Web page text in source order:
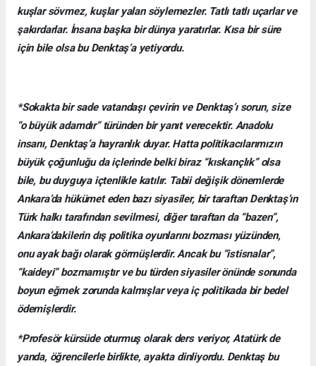
kuşlar sövmez, kuşlar yalan söylemezler. Tatlı tatlı uçarlar ve
şakırdarlar. İnsana başka bir dünya yaratırlar. Kısa bir süre
için bile olsa bu Denktaş’a yetiyordu.
*Sokakta bir sade vatandaşı çevirin ve Denktaş’ı sorun, size
“o büyük adamdır” türünden bir yanıt verecektir. Anadolu
insanı, Denktaş’a hayranlık duyar. Hatta politikacılarımızın
büyük çoğunluğu da içlerinde belki biraz “kıskançlık” olsa
bile, bu duyguya içtenlikle katılır. Tabii değişik dönemlerde
Ankara’da hükümet eden bazı siyasiler, bir taraftan Denktaş’ın
Türk halkı tarafından sevilmesi, diğer taraftan da “bazen”,
Ankara’dakilerin dış politika oyunlarını bozması yüzünden,
onu ayak bağı olarak görmüşlerdir. Ancak bu “istisnalar”,
“kaideyi” bozmamıştır ve bu türden siyasiler önünde sonunda
boyun eğmek zorunda kalmışlar veya iç politikada bir bedel
ödemişlerdir.
*Profesör kürsüde oturmuş olarak ders veriyor, Atatürk de
yanda, öğrencilerle birlikte, ayakta dinliyordu. Denktaş bu